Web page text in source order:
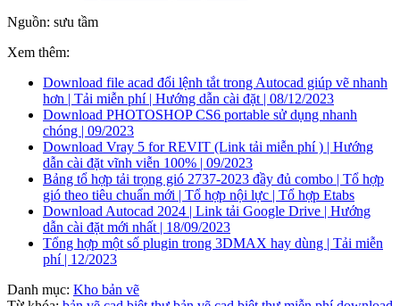
Nguồn: sưu tầm
Xem thêm:
Download file acad đổi lệnh tắt trong Autocad giúp vẽ nhanh
hơn | Tải miễn phí | Hướng dẫn cài đặt | 08/12/2023
Download PHOTOSHOP CS6 portable sử dụng nhanh
chóng | 09/2023
Download Vray 5 for REVIT (Link tải miễn phí ) | Hướng
dẫn cài đặt vĩnh viễn 100% | 09/2023
Bảng tổ hợp tải trọng gió 2737-2023 đầy đủ combo | Tổ hợp
gió theo tiêu chuẩn mới | Tổ hợp nội lực | Tổ hợp Etabs
Download Autocad 2024 | Link tải Google Drive | Hướng
dẫn cài đặt mới nhất | 18/09/2023
Tổng hợp một số plugin trong 3DMAX hay dùng | Tải miễn
phí | 12/2023
Danh mục: Kho bản vẽ